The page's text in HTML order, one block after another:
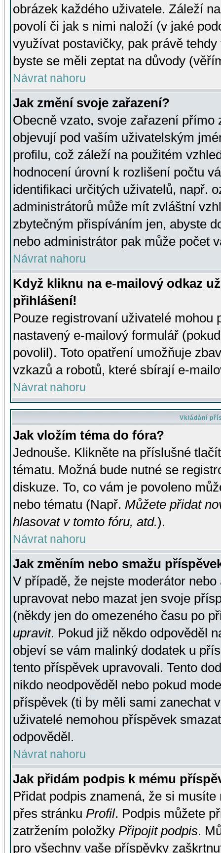
obrázek každého uživatele. Záleží
povolí či jak s nimi naloží (v jaké
využívat postavičky, pak právě
byste se měli zeptat na důvody
Návrat nahoru
Jak změní svoje zařazení?
Obecně vzato, svoje zařazení přímo
objevují pod vaším uživatelským
profilu, což záleží na použitém
hodnocení úrovní k rozlišení počtu
identifikaci určitých uživatelů, např.
administrátorů může mít zvláštní
zbytečným přispíváním jen, abyste
nebo administrátor pak může počet
Návrat nahoru
Když kliknu na e-mailový odkaz
přihlášení!
Pouze registrovaní uživatelé mohou
nastavený e-mailový formulář
povolil). Toto opatření umožňuje
vzkazů a robotů, které sbírají e-
Návrat nahoru
Vkládání
Jak vložím téma do fóra?
Jednouše. Klikněte na příslušné
tématu. Možná bude nutné se
diskuze. To, co vám je povoleno
nebo tématu (Např. Můžete přidat
hlasovat v tomto fóru, atd.).
Návrat nahoru
Jak změním nebo smažu
V případě, že nejste moderátor
upravovat nebo mazat jen svoje
(někdy jen do omezeného času po
upravit. Pokud již někdo odpověděl
objeví se vám malinký dodatek u
tento příspěvek upravovali. Tento
nikdo neodpověděl nebo pokud
příspěvek (ti by měli sami zanechat
uživatelé nemohou příspěvek
odpověděl.
Návrat nahoru
Jak přidám podpis k mému
Přidat podpis znamená, že si
přes stránku Profil. Podpis můžete
zatržením položky Připojit podpis.
pro všechny vaše příspěvky